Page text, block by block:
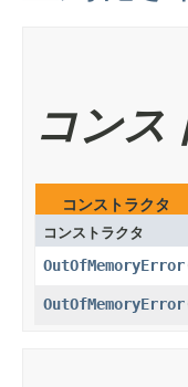
コンス
コンストラクタ
コンストラクタ
OutOfMemoryError
OutOfMemoryError